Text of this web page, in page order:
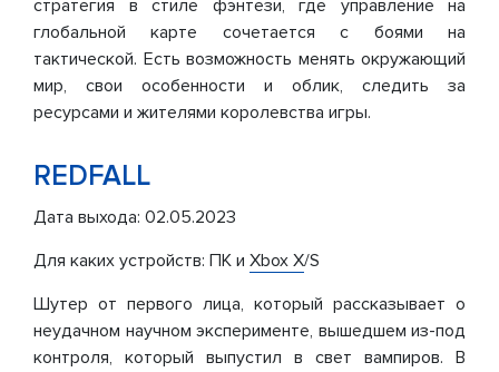
стратегия в стиле фэнтези, где управление на
глобальной карте сочетается с боями на
тактической. Есть возможность менять окружающий
мир, свои особенности и облик, следить за
ресурсами и жителями королевства игры.
REDFALL
Дата выхода: 02.05.2023
Для каких устройств: ПК и Xbox X/S
Шутер от первого лица, который рассказывает о
неудачном научном эксперименте, вышедшем из-под
контроля, который выпустил в свет вампиров. В